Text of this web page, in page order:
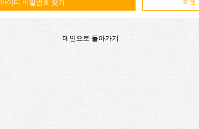
아이디 비밀번호 찾기
메인으로 돌아가기